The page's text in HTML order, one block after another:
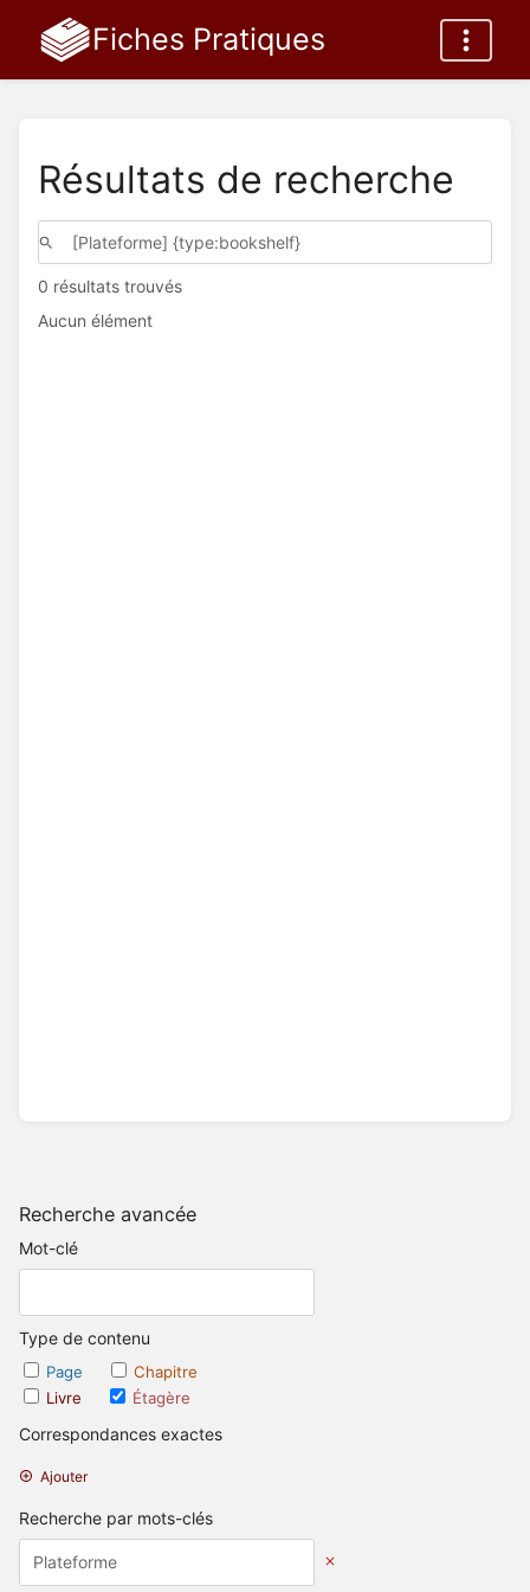
Fiches Pratiques
Recherche avancée
Mot-clé
Type de contenu
Page
Chapitre
Livre
Étagère
Correspondances exactes
Ajouter
Recherche par mots-clés
Résultats de recherche
0 résultats trouvés
Aucun élément